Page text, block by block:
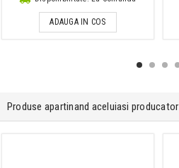
ADAUGA IN COS
Produse apartinand aceluiasi producator